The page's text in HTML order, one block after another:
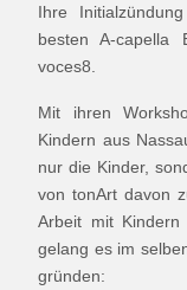
Ihre
besten A-capella
voces8.
Mit ihren
Kindern aus
nur die Kinder,
von tonArt davon
Arbeit mit
gelang es im
gründen: